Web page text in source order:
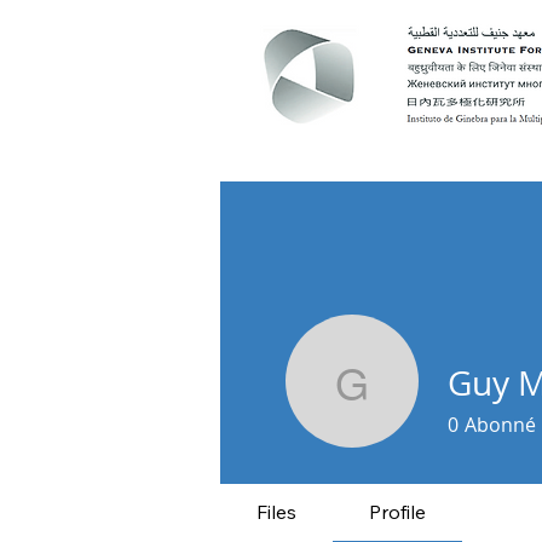
Guy Guy
0 Abonné
Files Profile